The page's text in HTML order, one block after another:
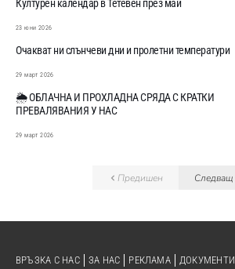
Културен календар в Тетевен през май
23 юни 2026
Очакват ни слънчеви дни и пролетни температури
29 март 2026
🌦️ ОБЛАЧНА И ПРОХЛАДНА СРЯДА С КРАТКИ
ПРЕВАЛЯВАНИЯ У НАС
29 март 2026
Предишен Следващ
ВРЪЗКА С НАС ЗА НАС РЕКЛАМА ДОКУМЕНТИ